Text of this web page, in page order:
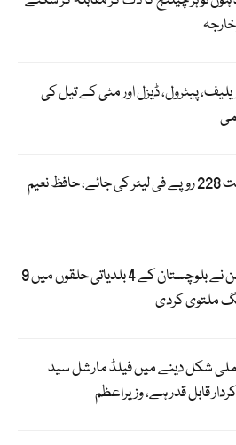
خارجہ
پیٹرول، ڈیزل اور مٹی کے تیل کی
پیٹرول کی قیمت 228 روپے فی لیٹر کی جائے، حافظ نعیم
الیکشن کمیشن نے بلوچستان کے 4 بلدیاتی حلقوں میں 9
ملتوی کردی
شکل دینے میں فیلڈ مارشل سید
قابل قدر ہے، وزیراعظم